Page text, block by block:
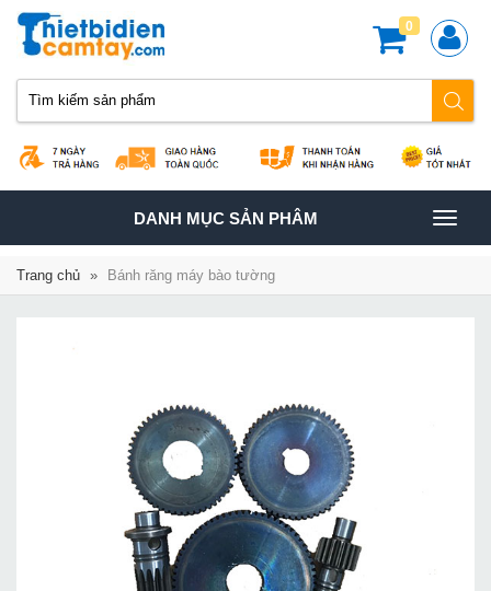
0
TOGGLE
NAVIGATION
DANH MỤC SẢN PHÂM
Trang chủ » Bánh răng máy bào tường